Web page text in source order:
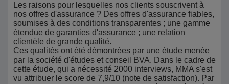
Les raisons pour lesquelles nos clients souscrivent à
nos offres d'assurance ? Des offres d'assurance fiables,
soumises à des conditions transparentes ; une gamme
étendue de garanties d'assurance ; une relation
clientèle de grande qualité.
Ces qualités ont été démontrées par une étude menée
par la société d'études et conseil BVA. Dans le cadre de
cette étude, qui a nécessité 2000 interviews, MMA s'est
vu attribuer le score de 7,9/10 (note de satisfaction). Par